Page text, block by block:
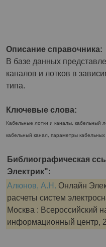
Описание справочника:
В базе данных
каналов и лотков в
типа.
Ключевые слова:
Кабельные лотки и каналы, кабельный
кабельный канал, параметры кабельных
Библиографическая
Электрик":
Алюнов, А.Н. Онлайн
расчеты систем
Москва : Всероссийский
информационный центр,